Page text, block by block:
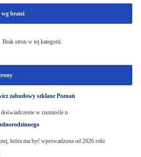
branż
Brak stron w tej kategorii.
zabudowy szklane Poznań
w rzemiośle.n
która ma być wprowadzona od 2026 roki